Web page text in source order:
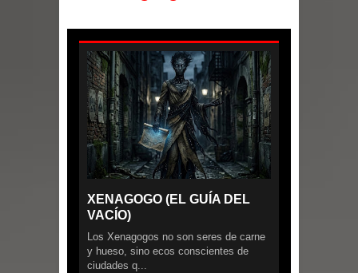
XENAGOGO (EL GUÍA DEL
VACÍO)
Los Xenagogos no son seres de carne
y hueso, sino ecos conscientes de
ciudades q...